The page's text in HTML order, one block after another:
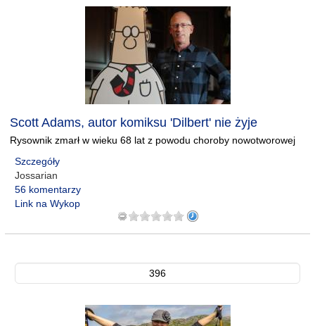
Scott Adams, autor komiksu 'Dilbert' nie żyje
Rysownik zmarł w wieku 68 lat z powodu choroby nowotworowej
Szczegóły
Jossarian
56 komentarzy
Link na Wykop
396